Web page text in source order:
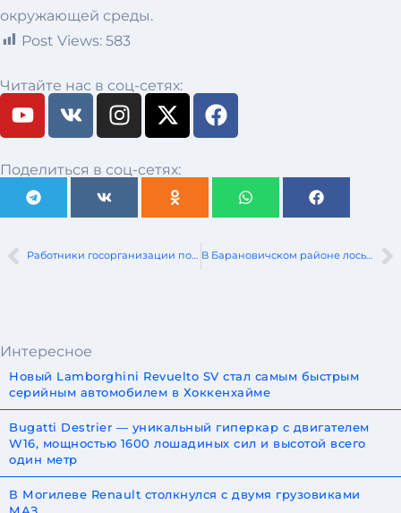
окружающей среды.
Post Views: 583
Читайте нас в соц-сетях:
Поделиться в соц-сетях:
Работники госорганизации похитили более полутора тонн топлива В Барановичском районе лось стал причиной очередного ДТП
Интересное
Новый Lamborghini Revuelto SV стал самым быстрым
серийным автомобилем в Хоккенхайме
Bugatti Destrier — уникальный гиперкар с двигателем
W16, мощностью 1600 лошадиных сил и высотой всего
один метр
В Могилеве Renault столкнулся с двумя грузовиками
МАЗ